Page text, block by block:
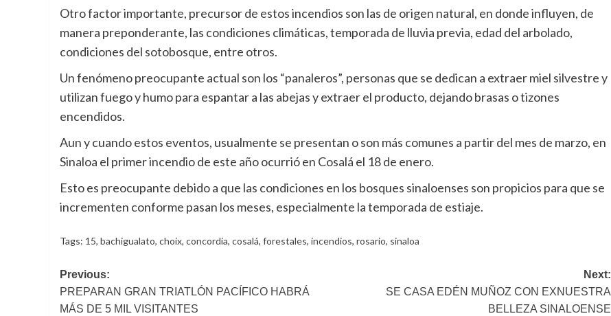
Otro factor importante, precursor de estos incendios son las de origen natural, en donde influyen, de
manera preponderante, las condiciones climáticas, temporada de lluvia previa, edad del arbolado,
condiciones del sotobosque, entre otros.
Un fenómeno preocupante actual son los “panaleros”, personas que se dedican a extraer miel silvestre y
utilizan fuego y humo para espantar a las abejas y extraer el producto, dejando brasas o tizones
encendidos.
Aun y cuando estos eventos, usualmente se presentan o son más comunes a partir del mes de marzo, en
Sinaloa el primer incendio de este año ocurrió en Cosalá el 18 de enero.
Esto es preocupante debido a que las condiciones en los bosques sinaloenses son propicios para que se
incrementen conforme pasan los meses, especialmente la temporada de estiaje.
Tags: 15, bachigualato, choix, concordia, cosalá, forestales, incendios, rosario, sinaloa
Post
navigation
Previous:
PREPARAN GRAN TRIATLÓN PACÍFICO HABRÁ
MÁS DE 5 MIL VISITANTES
Next:
SE CASA EDÉN MUÑOZ CON EXNUESTRA
BELLEZA SINALOENSE